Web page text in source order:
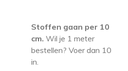
Stoffen gaan per 10
cm. Wil je 1 meter
bestellen? Voer dan 10
in.